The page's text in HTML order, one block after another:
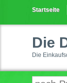
Startseite
Die
Die